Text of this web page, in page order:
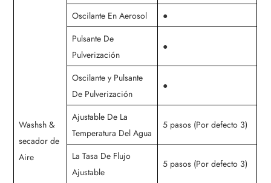
Washsh &
secador de
Aire
Oscilante En Aerosol
●
Pulsante De
Pulverización
●
Oscilante y Pulsante
De Pulverización
●
Ajustable De La
Temperatura Del Agua
5 pasos (Por defecto 3)
La Tasa De Flujo
Ajustable
5 pasos (Por defecto 3)